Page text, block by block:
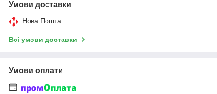
Умови доставки
Нова Пошта
Всі умови доставки
Умови оплати